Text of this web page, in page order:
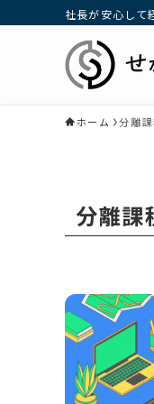
社長が安心して
ホーム 分離課
分離課